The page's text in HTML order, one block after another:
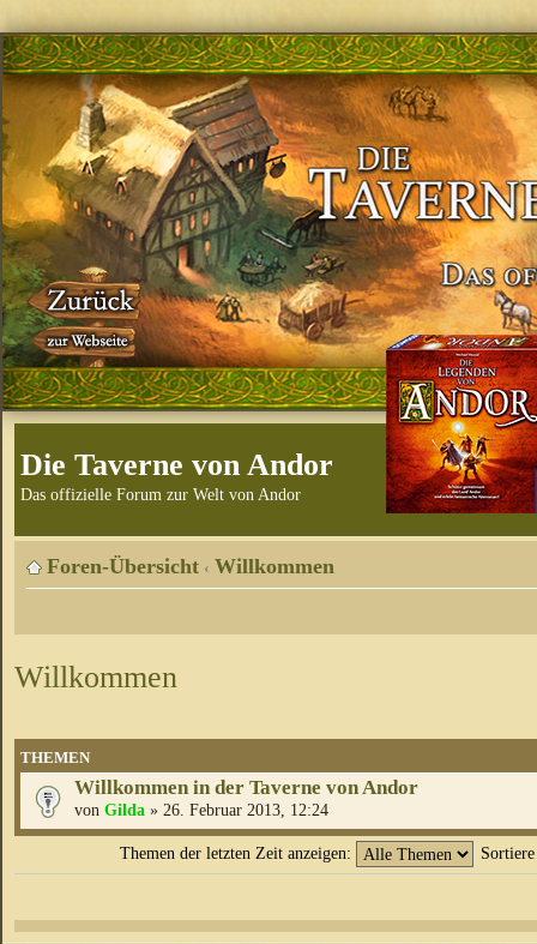
Die Taverne von Andor
Das offizielle Forum zur Welt von Andor
Foren-Übersicht ‹ Willkommen
Willkommen
THEMEN
Willkommen in der Taverne von Andor
von Gilda » 26. Februar 2013, 12:24
Themen der letzten Zeit anzeigen: